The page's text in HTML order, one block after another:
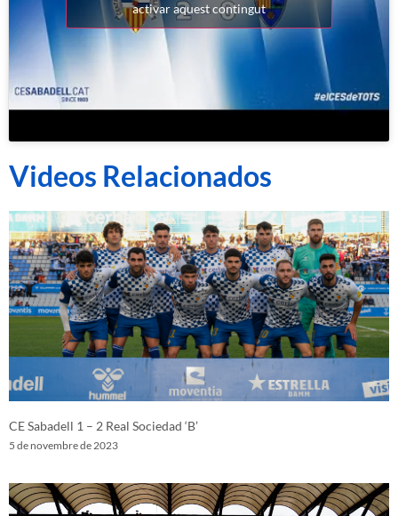
activar aquest contingut
Videos Relacionados
CE Sabadell 1 – 2 Real Sociedad ‘B’
5 de novembre de 2023